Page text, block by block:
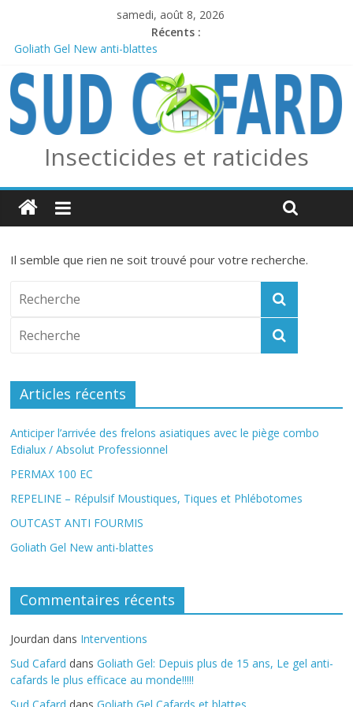
samedi, août 8, 2026
Récents :
Goliath Gel New anti-blattes
Edialux / Absolut Professionnel
PERMAX 100 EC
REPELINE – Répulsif Moustiques, Tiques et Phlébotomes
OUTCAST ANTI FOURMIS
Insecticides et raticides
Il semble que rien ne soit trouvé pour votre recherche.
Articles récents
Anticiper l’arrivée des frelons asiatiques avec le piège combo
Edialux / Absolut Professionnel
PERMAX 100 EC
REPELINE – Répulsif Moustiques, Tiques et Phlébotomes
OUTCAST ANTI FOURMIS
Goliath Gel New anti-blattes
Commentaires récents
Jourdan dans Interventions
Sud Cafard dansGoliath Gel: Depuis plus de 15 ans, Le gel anti-
cafards le plus efficace au monde!!!!!